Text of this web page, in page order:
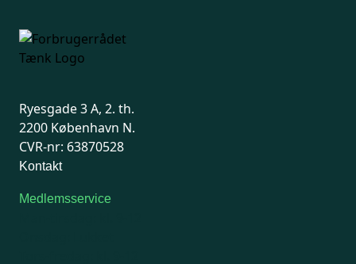
Ryesgade 3 A, 2. th.
2200 København N.
CVR-nr: 63870528
Kontakt
Medlemsservice